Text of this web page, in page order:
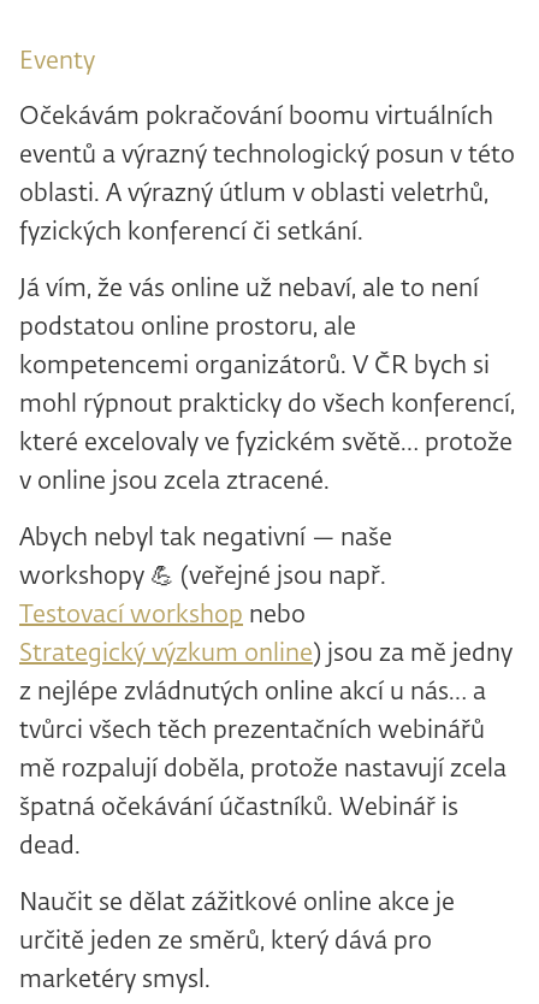
Eventy
Očekávám pokračování boomu virtuálních
eventů a výrazný technologický posun v této
oblasti. A výrazný útlum v oblasti veletrhů,
fyzických konferencí či setkání.
Já vím, že vás online už nebaví, ale to není
podstatou online prostoru, ale
kompetencemi organizátorů. V ČR bych si
mohl rýpnout prakticky do všech konferencí,
které excelovaly ve fyzickém světě… protože
v online jsou zcela ztracené.
Abych nebyl tak negativní — naše
workshopy 💪 (veřejné jsou např.
Testovací workshop nebo
Strategický výzkum online) jsou za mě jedny
z nejlépe zvládnutých online akcí u nás… a
tvůrci všech těch prezentačních webinářů
mě rozpalují doběla, protože nastavují zcela
špatná očekávání účastníků. Webinář is
dead.
Naučit se dělat zážitkové online akce je
určitě jeden ze směrů, který dává pro
marketéry smysl.